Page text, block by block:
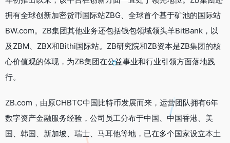
拥有全球创新加密货币国际站ZBG、全球首个基于矿池的国际站
BW.com。ZB集团其他业务还包括钱包领域领头羊BitBank，以
及ZBM、ZBX和Bithi国际站。ZB研究院和ZB资本是ZB集团的核
心价值观的体现，为ZB集团在公益事业和行业引领方面落地践
行。
ZB.com，由原CHBTC中国比特币发展而来，运营团队拥有6年
数字资产金融服务经验，公司员工分布于中国、中国香港、美
国、韩国、新加坡、瑞士、马耳他等地，已在多个国家设立本土